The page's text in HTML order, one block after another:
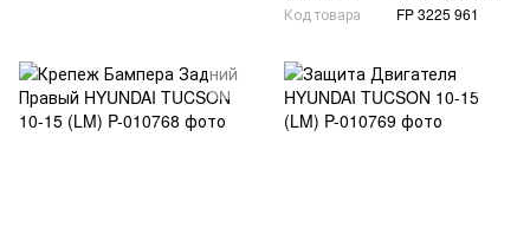
Код товара
FP 3225 961